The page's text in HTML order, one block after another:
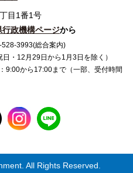
目1番1号
行政機構ページから
3993(総合案内)
・12月29日から1月3日を除く）
9:00から17:00まで（一部、受付時間
All Rights Reserved.